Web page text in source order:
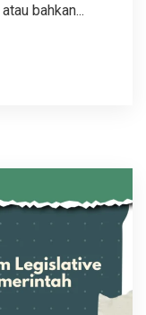
bahkan...